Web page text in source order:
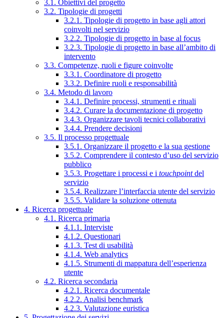
3.1. Obiettivi del progetto
3.2. Tipologie di progetti
3.2.1. Tipologie di progetto in base agli attori
coinvolti nel servizio
3.2.2. Tipologie di progetto in base al focus
3.2.3. Tipologie di progetto in base all’ambito di
intervento
3.3. Competenze, ruoli e figure coinvolte
3.3.1. Coordinatore di progetto
3.3.2. Definire ruoli e responsabilità
3.4. Metodo di lavoro
3.4.1. Definire processi, strumenti e rituali
3.4.2. Curare la documentazione di progetto
3.4.3. Organizzare tavoli tecnici collaborativi
3.4.4. Prendere decisioni
3.5. Il processo progettuale
3.5.1. Organizzare il progetto e la sua gestione
3.5.2. Comprendere il contesto d’uso del servizio
pubblico
3.5.3. Progettare i processi e i touchpointdel
servizio
3.5.4. Realizzare l’interfaccia utente del servizio
3.5.5. Validare la soluzione ottenuta
4. Ricerca progettuale
4.1. Ricerca primaria
4.1.1. Interviste
4.1.2. Questionari
4.1.3. Test di usabilità
4.1.4. Web analytics
4.1.5. Strumenti di mappatura dell’esperienza
utente
4.2. Ricerca secondaria
4.2.1. Ricerca documentale
4.2.2. Analisi benchmark
4.2.3. Valutazione euristica